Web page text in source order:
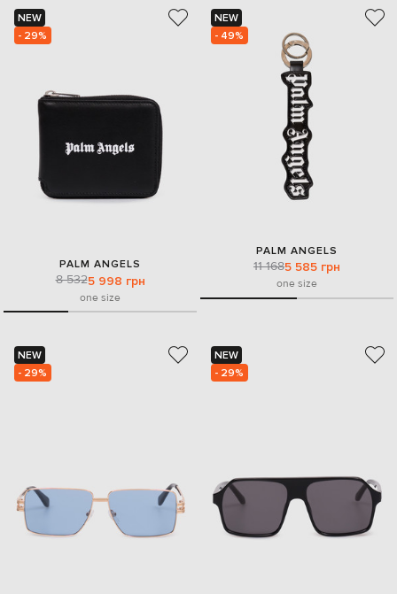
NEW
- 29%
PALM ANGELS
8 5325 998 грн
one size
NEW
- 49%
PALM ANGELS
11 1685 585 грн
one size
NEW
- 29%
NEW
- 29%